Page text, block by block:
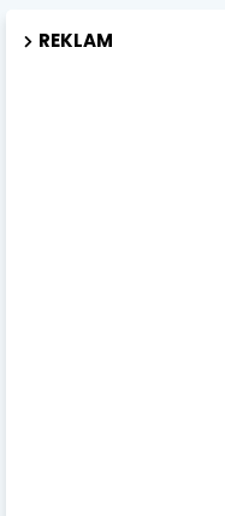
REKLAM